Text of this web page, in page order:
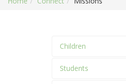
Children
Students